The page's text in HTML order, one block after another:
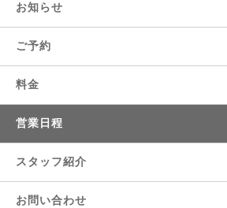
お知らせ
ご予約
料金
営業日程
スタッフ紹介
お問い合わせ